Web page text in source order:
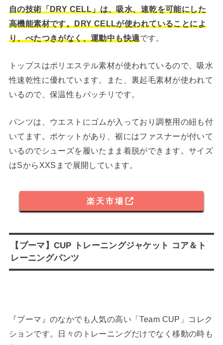
自の技術「DRY CELL」は、吸水、速乾を可能にした
高機能素材です。DRY CELLが使われていることによ
り、べたつきがなく、運動中も快適です。
トップスはポリエステル素材が使われているので、吸水
性速乾性に優れています。また、裏起毛素材が使われて
いるので、保温性もバッチリです。
パンツは、ウエストにゴムが入っており調整用の紐も付
いてます。ポケットがあり、裾にはファスナーが付いて
いるのでシューズを履いたまま着脱ができます。サイズ
はSからXXSまで展開しています。
楽天市場
【プーマ】CUP トレーニングジャケット コア＆ト
レーニングパンツ
『プーマ』のなかでも人気の高い「Team CUP」コレク
ションです。日々のトレーニングだけでなく移動の時も